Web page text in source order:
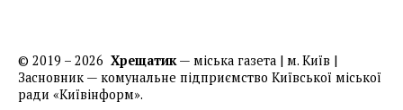
© 2019 – 2026 Хрещатик— міська газета | м. Київ |
Засновник — комунальне підприємство Київської міської
ради «Київінформ».